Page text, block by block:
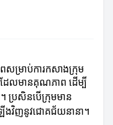
សម្រាប់ការកសាងក្រុម
ដែលមានគុណភាព ដើម្បី
ប្រសិនបើក្រុមមាន
ើងវិញនូវជោគជ័យនានា។